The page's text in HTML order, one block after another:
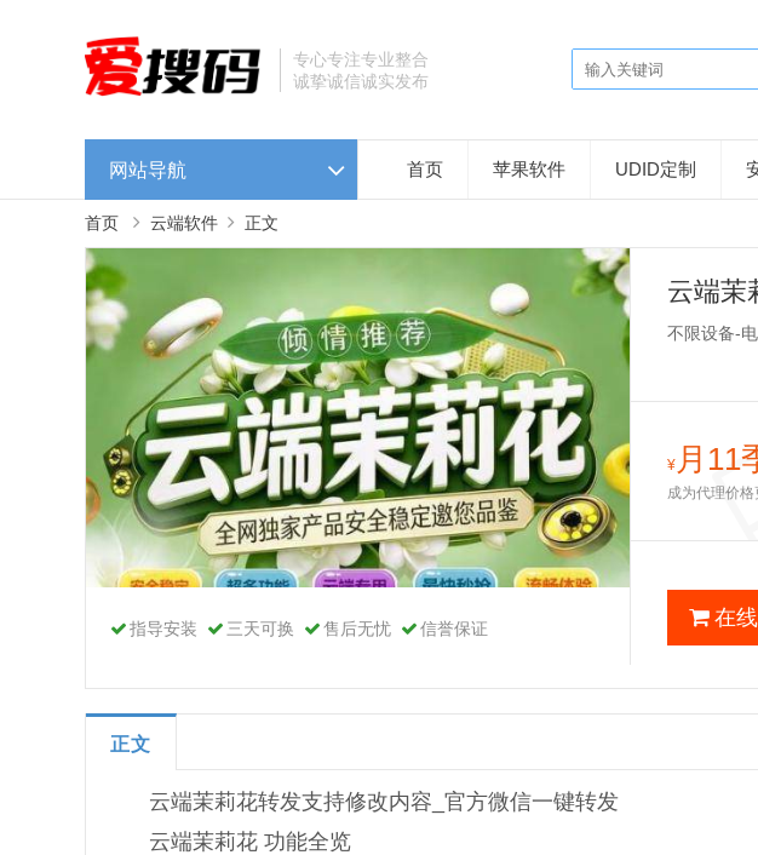
专心专注专业整合
诚挚诚信诚实发布
网站导航 首页 苹果软件 UDID定制
首页 云端软件 正文
指导安装 三天可换 售后无忧 信誉保证
云端茉
不限设备-
¥月11
成为代理价格
在
正文
云端茉莉花转发支持修改内容_官方微信一键转发
云端茉莉花 功能全览